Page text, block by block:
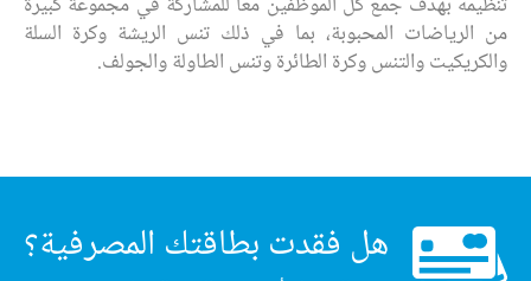
من الرياضات المحبوبة، بما في ذلك تنس الريشة وكرة السلة
والكريكيت والتنس وكرة الطائرة وتنس الطاولة والجولف.
هل فقدت بطاقتك المصرفية؟